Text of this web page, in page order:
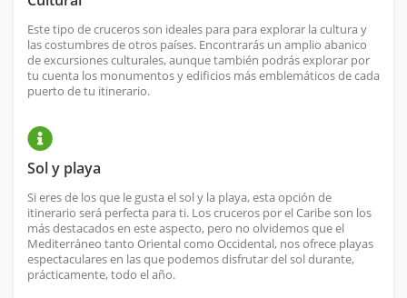
Este tipo de cruceros son ideales para para explorar la cultura y
las costumbres de otros países. Encontrarás un amplio abanico
de excursiones culturales, aunque también podrás explorar por
tu cuenta los monumentos y edificios más emblemáticos de cada
puerto de tu itinerario.
Sol y playa
Si eres de los que le gusta el sol y la playa, esta opción de
itinerario será perfecta para ti. Los cruceros por el Caribe son los
más destacados en este aspecto, pero no olvidemos que el
Mediterráneo tanto Oriental como Occidental, nos ofrece playas
espectaculares en las que podemos disfrutar del sol durante,
prácticamente, todo el año.